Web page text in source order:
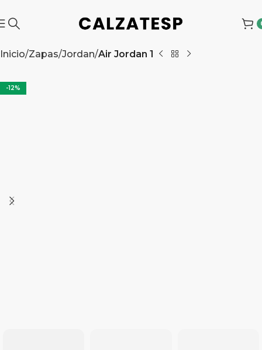
Inicio Zapas Jordan Air Jordan 1
-12%